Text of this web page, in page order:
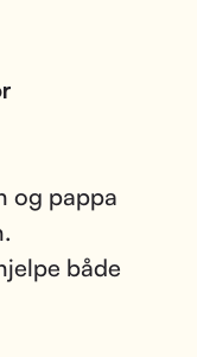
og pappa
både